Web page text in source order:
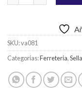
SKU:va081
Categorías:Ferreteria,